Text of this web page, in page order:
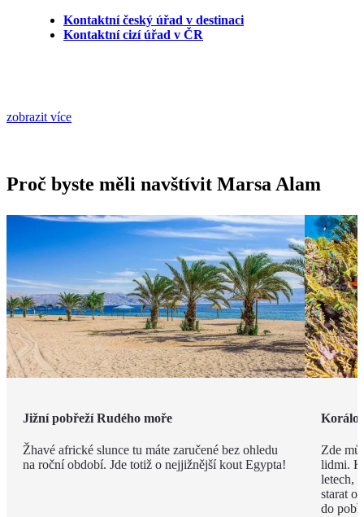
Kontaktní český úřad v destinaci
Kontaktní cizí úřad v ČR
zobrazit více
Proč byste měli navštívit Marsa Alam
Jižní pobřeží Rudého moře
Žhavé africké slunce tu máte zaručené bez ohledu
na roční období. Jde totiž o nejjižnější kout Egypta!
Zde
lidmi. K
letech,
starat o
do